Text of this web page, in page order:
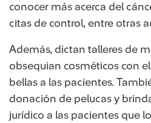
conocer más acerca del
citas de control, entre otras
Además, dictan talleres de
obsequian cosméticos con
bellas a las pacientes.
donación de pelucas y
jurídico a las pacientes que